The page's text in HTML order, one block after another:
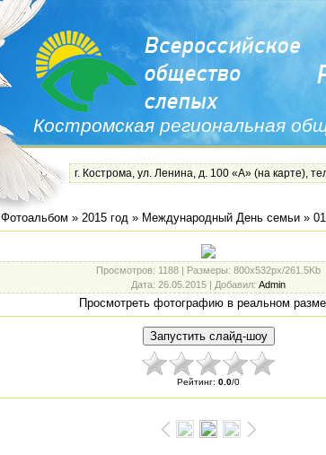
Костромская региональная
г. Кострома, ул. Ленина, д. 100 «А» (на карте),
Фотоальбом » 2015 год » Международный День семьи »
Просмотров: 1188 | Размеры: 800x532px/261.5Kb
Дата: 26.05.2015 | Добавил: Admin
Просмотреть фотографию в реальном
Рейтинг: 0.0/0